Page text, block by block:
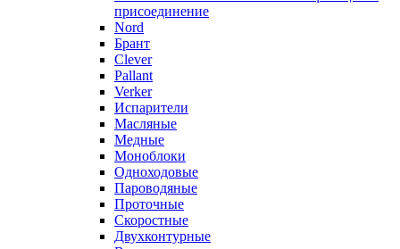
присоединение
Nord
Брант
Clever
Pallant
Verker
Испарители
Масляные
Медные
Моноблоки
Одноходовые
Пароводяные
Проточные
Скоростные
Двухконтурные